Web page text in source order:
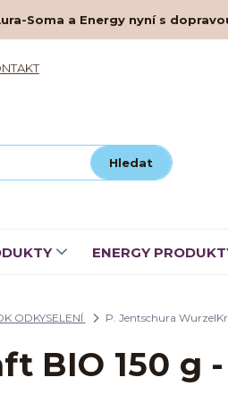
Soma a Energy nyní s
Hledat
ENERGY
ODKYSELENÍ P. Jentschura
BIO 150 g